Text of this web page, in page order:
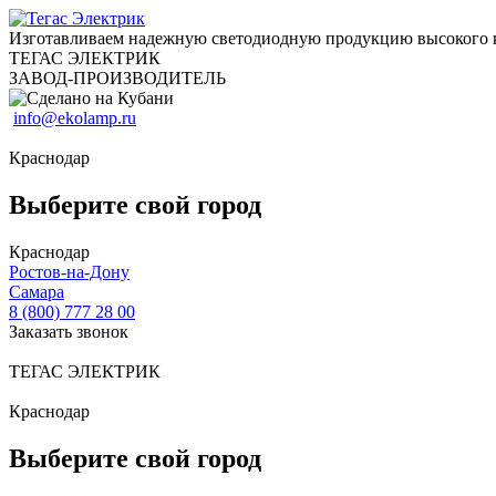
Изготавливаем надежную светодиодную продукцию высокого
ТЕГАС ЭЛЕКТРИК
ЗАВОД-ПРОИЗВОДИТЕЛЬ
info@ekolamp.ru
Краснодар
Выберите свой город
Краснодар
Ростов-на-Дону
Самара
8 (800) 777 28 00
Заказать звонок
ТЕГАС ЭЛЕКТРИК
Краснодар
Выберите свой город